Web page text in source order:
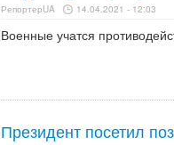
РепортерUA 14.04.2021 - 12:03
Военные учатся
Президент посетил